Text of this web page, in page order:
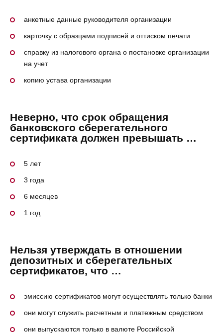
анкетные данные руководителя организации
карточку с образцами подписей и оттиском печати
справку из налогового органа о постановке организации
на учет
копию устава организации
Неверно, что срок обращения
банковского сберегательного
сертификата должен превышать …
5 лет
3 года
6 месяцев
1 год
Нельзя утверждать в отношении
депозитных и сберегательных
сертификатов, что …
эмиссию сертификатов могут осуществлять только банки
они могут служить расчетным и платежным средством
они выпускаются только в валюте Российской